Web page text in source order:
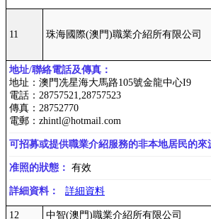
11 珠海國際(澳門)職業介紹所有限公司
地址/聯絡電話及傳真：
地址：澳門冼星海大馬路105號金龍中心I9
電話：28757521,28757523
傳真：28752770
電郵：zhintl@hotmail.com
可招募或提供職業介紹服務的非本地居民的來
准照的狀態： 有效
詳細資料： 詳細資料
12 中智(澳門)職業介紹所有限公司